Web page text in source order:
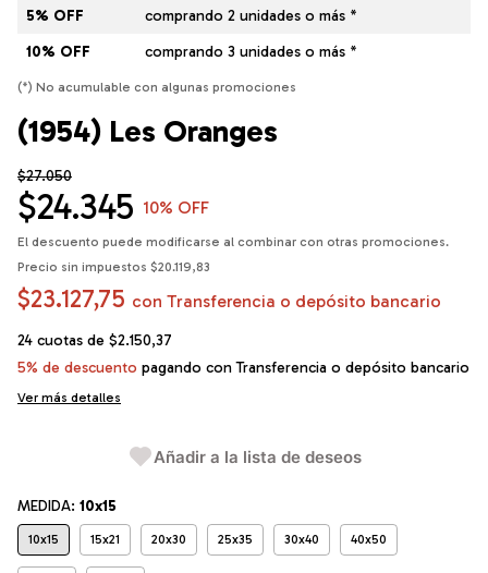
5% OFF
comprando 2 unidades o más *
10% OFF
comprando 3 unidades o más *
(*) No acumulable con algunas promociones
(1954) Les Oranges
$27.050
$24.345 10% OFF
El descuento puede modificarse al combinar con otras promociones.
Precio sin impuestos $20.119,83
$23.127,75 con Transferencia o depósito bancario
24 cuotas de $2.150,37
5% de descuento pagando con Transferencia o depósito bancario
Ver más detalles
Añadir a la lista de deseos
MEDIDA: 10x15
10x15 15x21 20x30 25x35 30x40 40x50